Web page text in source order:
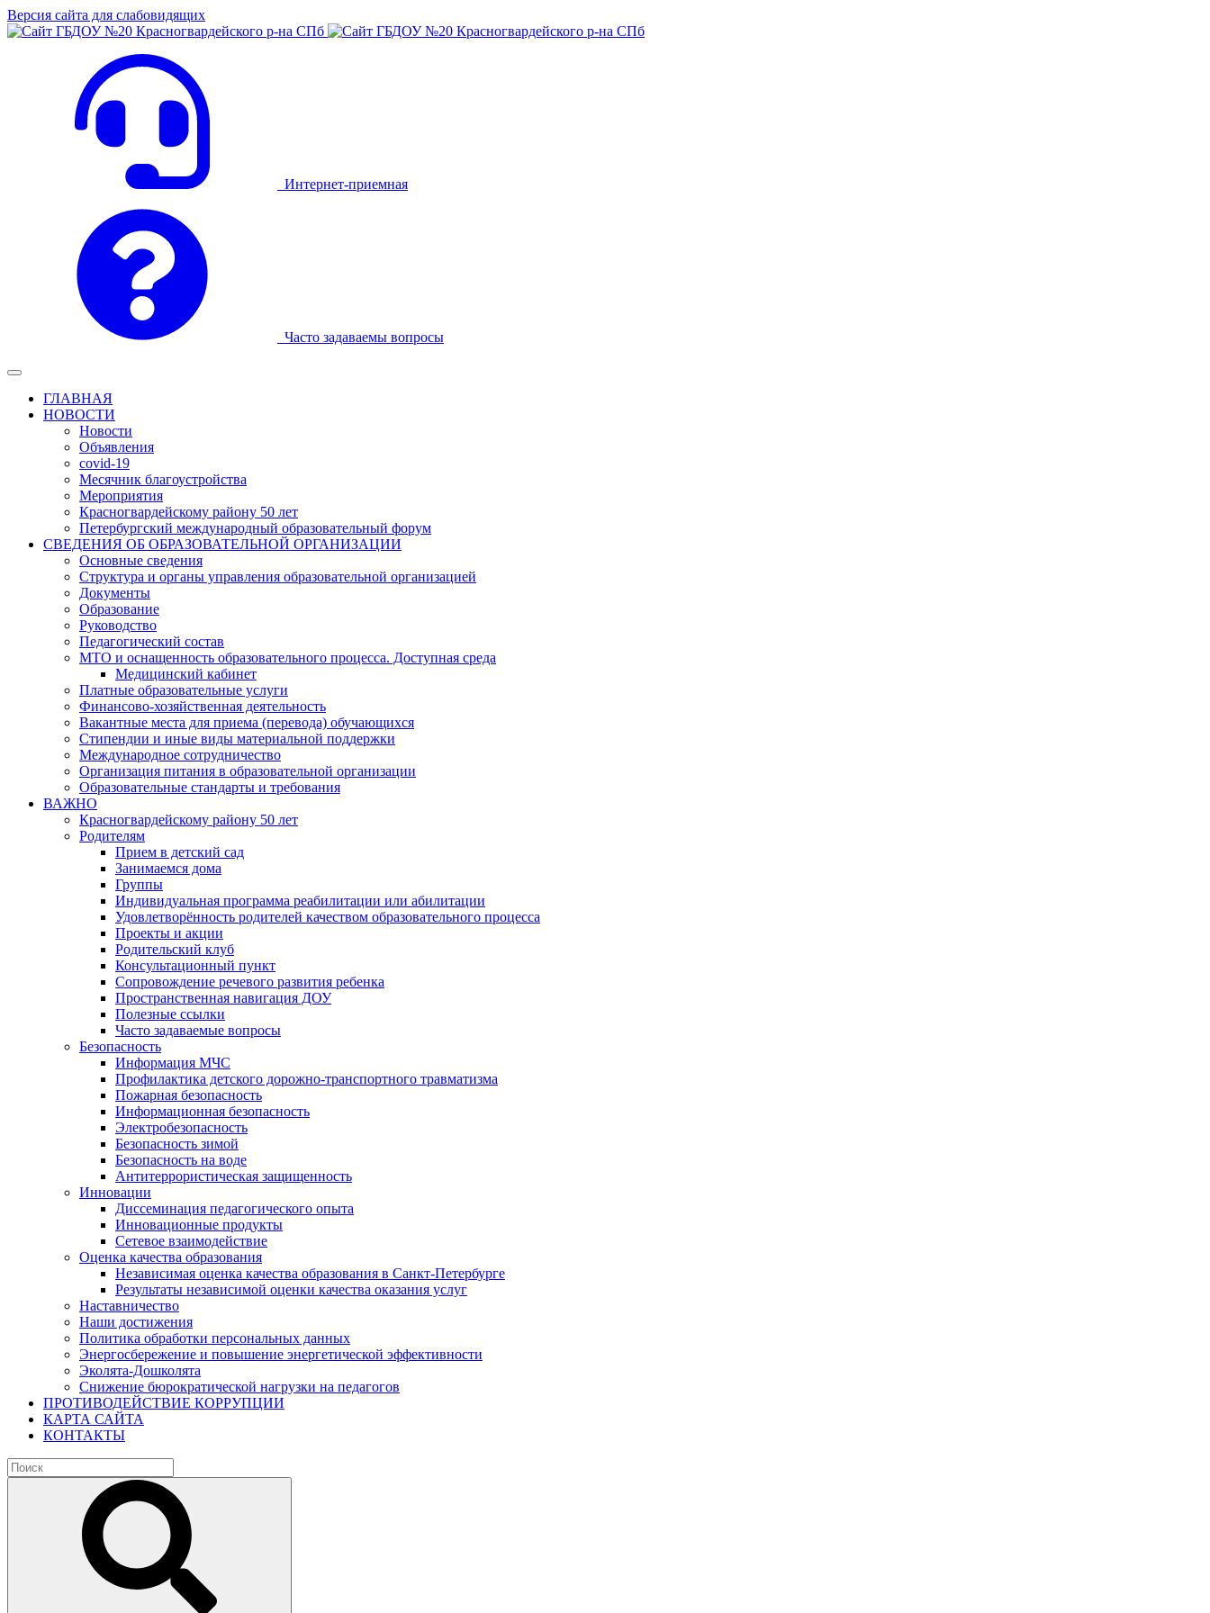
Версия сайта для слабовидящих
Интернет-приемная
Часто задаваемы вопросы
ГЛАВНАЯ
НОВОСТИ
Новости
Объявления
covid-19
Месячник благоустройства
Мероприятия
Красногвардейскому району 50 лет
Петербургский международный образовательный форум
СВЕДЕНИЯ ОБ ОБРАЗОВАТЕЛЬНОЙ ОРГАНИЗАЦИИ
Основные сведения
Структура и органы управления образовательной организацией
Документы
Образование
Руководство
Педагогический состав
МТО и оснащенность образовательного процесса. Доступная среда
Медицинский кабинет
Платные образовательные услуги
Финансово-хозяйственная деятельность
Вакантные места для приема (перевода) обучающихся
Стипендии и иные виды материальной поддержки
Международное сотрудничество
Организация питания в образовательной организации
Образовательные стандарты и требования
ВАЖНО
Красногвардейскому району 50 лет
Родителям
Прием в детский сад
Занимаемся дома
Группы
Индивидуальная программа реабилитации или абилитации
Удовлетворённость родителей качеством образовательного процесса
Проекты и акции
Родительский клуб
Консультационный пункт
Сопровождение речевого развития ребенка
Пространственная навигация ДОУ
Полезные ссылки
Часто задаваемые вопросы
Безопасность
Информация МЧС
Профилактика детского дорожно-транспортного травматизма
Пожарная безопасность
Информационная безопасность
Электробезопасность
Безопасность зимой
Безопасность на воде
Антитеррористическая защищенность
Инновации
Диссеминация педагогического опыта
Инновационные продукты
Сетевое взаимодействие
Оценка качества образования
Независимая оценка качества образования в Санкт-Петербурге
Результаты независимой оценки качества оказания услуг
Наставничество
Наши достижения
Политика обработки персональных данных
Энергосбережение и повышение энергетической эффективности
Эколята-Дошколята
Снижение бюрократической нагрузки на педагогов
ПРОТИВОДЕЙСТВИЕ КОРРУПЦИИ
КАРТА САЙТА
КОНТАКТЫ